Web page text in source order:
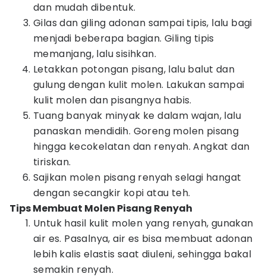
dan mudah dibentuk.
Gilas dan giling adonan sampai tipis, lalu bagi
menjadi beberapa bagian. Giling tipis
memanjang, lalu sisihkan.
Letakkan potongan pisang, lalu balut dan
gulung dengan kulit molen. Lakukan sampai
kulit molen dan pisangnya habis.
Tuang banyak minyak ke dalam wajan, lalu
panaskan mendidih. Goreng molen pisang
hingga kecokelatan dan renyah. Angkat dan
tiriskan.
Sajikan molen pisang renyah selagi hangat
dengan secangkir kopi atau teh.
Tips Membuat Molen Pisang Renyah
Untuk hasil kulit molen yang renyah, gunakan
air es. Pasalnya, air es bisa membuat adonan
lebih kalis elastis saat diuleni, sehingga bakal
semakin renyah.